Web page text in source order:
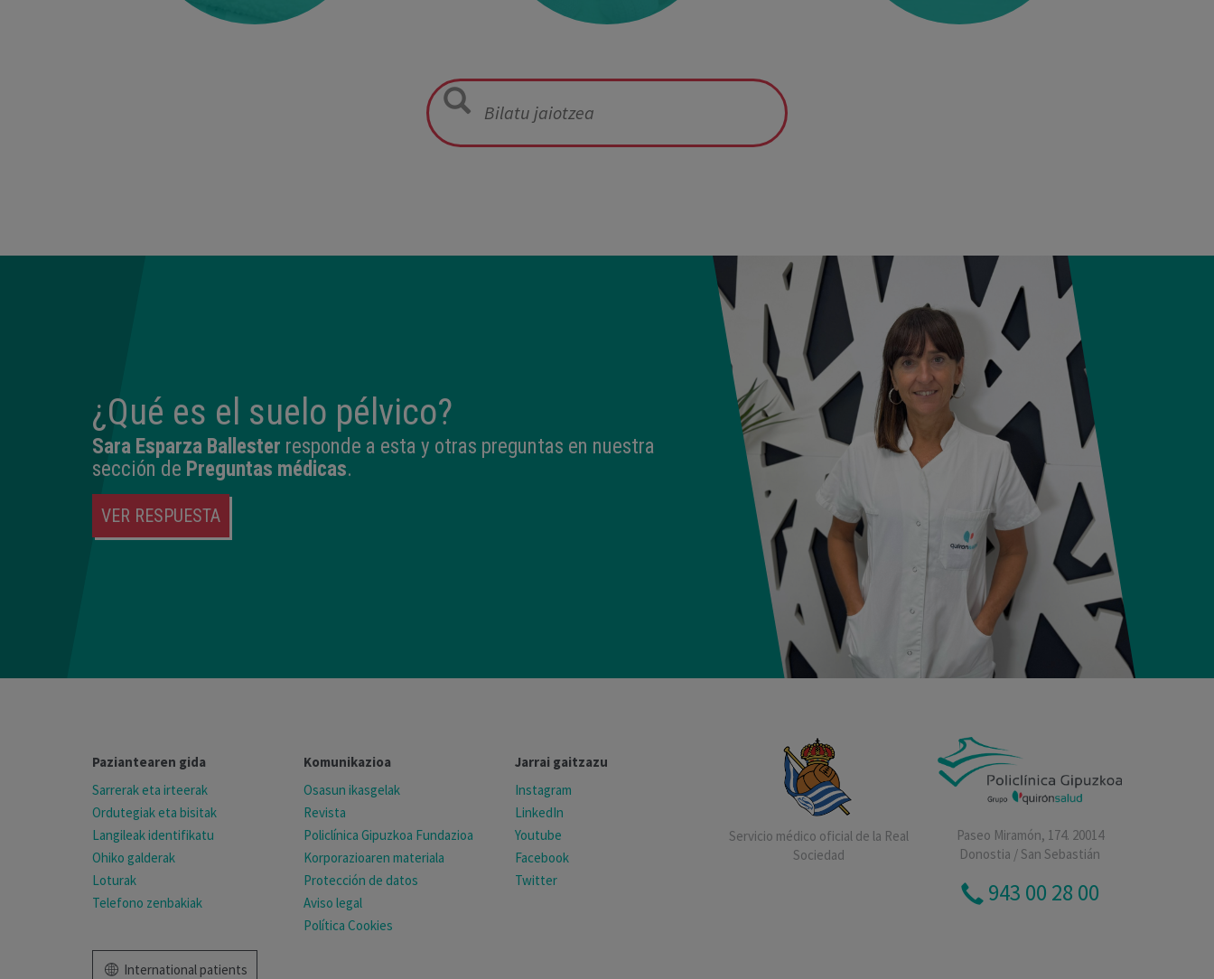
¿Qué es el suelo pélvico?
Sara Esparza Ballester responde a esta y otras preguntas en nuestra
sección de Preguntas médicas.
VER RESPUESTA
Paziantearen gida
Sarrerak eta irteerak
Ordutegiak eta bisitak
Langileak identifikatu
Ohiko galderak
Loturak
Telefono zenbakiak
Komunikazioa
Osasun ikasgelak
Revista
Policlínica Gipuzkoa Fundazioa
Korporazioaren materiala
Protección de datos
Aviso legal
Política Cookies
Jarrai gaitzazu
Instagram
LinkedIn
Youtube
Facebook
Twitter
Servicio médico oficial de la Real
Sociedad
Paseo Miramón, 174. 20014
Donostia / San Sebastián
943 00 28 00
International patients